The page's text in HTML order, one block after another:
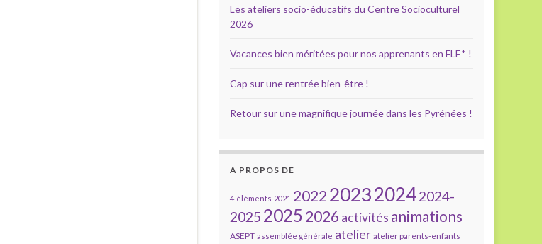
Les ateliers socio-éducatifs du Centre Socioculturel
2026
Vacances bien méritées pour nos apprenants en FLE* !
Cap sur une rentrée bien-être !
Retour sur une magnifique journée dans les Pyrénées !
A PROPOS DE
4 éléments 2021 2022202320242024-
2025 20252026 activités animations
ASEPT assemblée générale atelier atelier parents-enfants